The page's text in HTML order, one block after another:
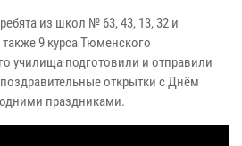
из школ № 63, 43, 13, 32 и
9 курса Тюменского
училища подготовили и отправили
открытки с Днём
праздниками.